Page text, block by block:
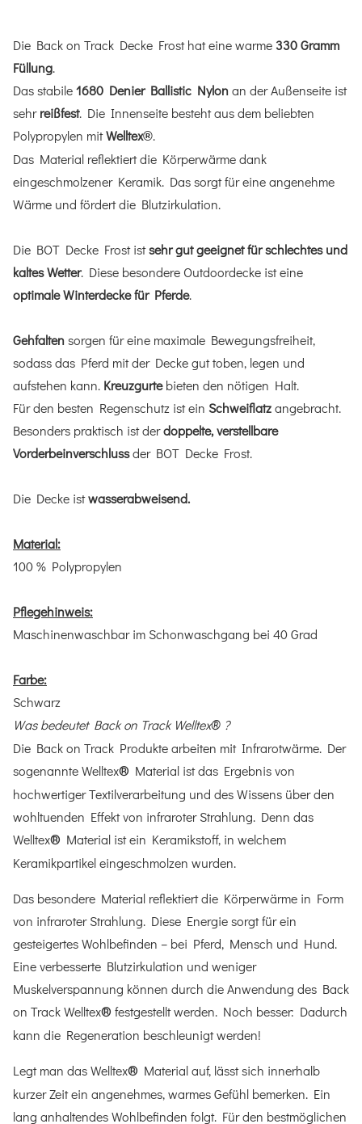
Die Back on Track Decke Frost hat eine warme 330 Gramm
Füllung.
Das stabile1680 Denier Ballistic Nylonan der Außenseite ist
sehrreißfest. Die Innenseite besteht aus dem beliebten
Polypropylen mitWelltex®.
Das Material reflektiert die Körperwärme dank
eingeschmolzener Keramik. Das sorgt für eine angenehme
Wärme und fördert die Blutzirkulation.
Die BOT Decke Frost istsehr gut geeignet für schlechtes und
kaltes Wetter. Diese besondere Outdoordecke ist eine
optimale Winterdecke für Pferde.
Gehfaltensorgen für eine maximale Bewegungsfreiheit,
sodass das Pferd mit der Decke gut toben, legen und
aufstehen kann. Kreuzgurtebieten den nötigen Halt.
Für den besten Regenschutz ist ein Schweiflatzangebracht.
Besonders praktisch ist derdoppelte, verstellbare
Vorderbeinverschlussder BOT Decke Frost.
Die Decke istwasserabweisend.
Material:
100 % Polypropylen
Pflegehinweis:
Maschinenwaschbar im Schonwaschgang bei 40 Grad
Farbe:
Schwarz
Was bedeutet Back on Track Welltex® ?
Die Back on Track Produkte arbeiten mit Infrarotwärme. Der
sogenannte Welltex® Material ist das Ergebnis von
hochwertiger Textilverarbeitung und des Wissens über den
wohltuenden Effekt von infraroter Strahlung. Denn das
Welltex® Material ist ein Keramikstoff, in welchem
Keramikpartikel eingeschmolzen wurden.
Das besondere Material reflektiert die Körperwärme in Form
von infraroter Strahlung. Diese Energie sorgt für ein
gesteigertes Wohlbefinden – bei Pferd, Mensch und Hund.
Eine verbesserte Blutzirkulation und weniger
Muskelverspannung können durch die Anwendung des Back
on Track Welltex® festgestellt werden. Noch besser: Dadurch
kann die Regeneration beschleunigt werden!
Legt man das Welltex® Material auf, lässt sich innerhalb
kurzer Zeit ein angenehmes, warmes Gefühl bemerken. Ein
lang anhaltendes Wohlbefinden folgt. Für den bestmöglichen